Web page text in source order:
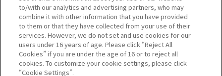
ウェブサイトご利用条件
ソーシャルメディアポリシー
個人情報保護方針
お問い合わせ
©BANDAI
to/with our analytics and advertising partners, who may
combine it with other information that you have provided
to them or that they have collected from your use of their
services. However, we do not set and use cookies for our
users under 16 years of age. Please click “Reject All
Cookies” if you are under the age of 16 or to reject all
cookies. To customize your cookie settings, please click
“Cookie Settings”.